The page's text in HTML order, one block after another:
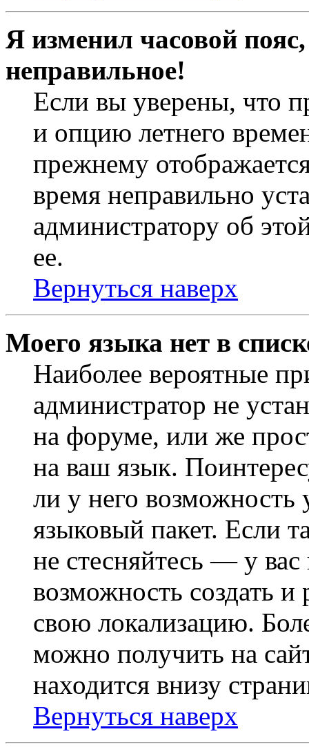
Я изменил часовой
неправильное!
Если вы уверены, что
и опцию летнего
прежнему
время неправильно
администратору об
ее.
Вернуться наверх
Моего языка нет в
Наиболее вероятные
администратор не
на форуме, или же
на ваш язык.
ли у него
языковый пакет. Если
не стесняйтесь — у вас
возможность создать
свою локализацию.
можно получить на
находится внизу
Вернуться наверх